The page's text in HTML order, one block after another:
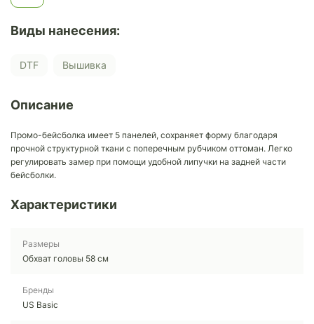
Виды нанесения:
DTF Вышивка
Описание
Промо-бейсболка имеет 5 панелей, сохраняет форму благодаря
прочной структурной ткани с поперечным рубчиком оттоман. Легко
регулировать замер при помощи удобной липучки на задней части
бейсболки.
Характеристики
Размеры
Обхват головы 58 см
Бренды
US Basic